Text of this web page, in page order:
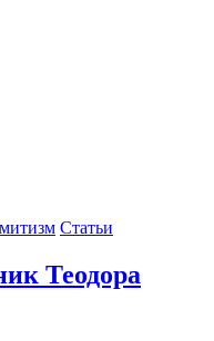
Статьи
Теодора